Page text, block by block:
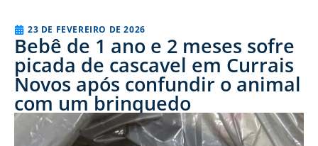
23 DE FEVEREIRO DE 2026
Bebê de 1 ano e 2 meses sofre
picada de cascavel em Currais
Novos após confundir o animal
com um brinquedo